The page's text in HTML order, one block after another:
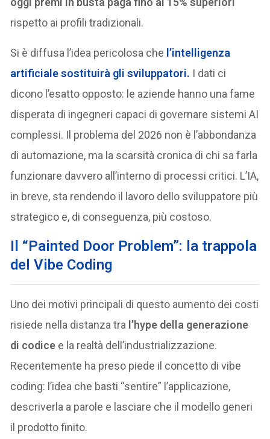
rispetto ai profili tradizionali.
Si è diffusa l’idea pericolosa che l’intelligenza
artificiale sostituirà gli sviluppatori. I dati ci
dicono l’esatto opposto: le aziende hanno una fame
disperata di ingegneri capaci di governare sistemi AI
complessi. Il problema del 2026 non è l’abbondanza
di automazione, ma la scarsità cronica di chi sa farla
funzionare davvero all’interno di processi critici. L’IA,
in breve, sta rendendo il lavoro dello sviluppatore più
strategico e, di conseguenza, più costoso.
Il “Painted Door Problem”: la trappola
del Vibe Coding
Uno dei motivi principali di questo aumento dei costi
risiede nella distanza tra l’hype della generazione
di codice e la realtà dell’industrializzazione.
Recentemente ha preso piede il concetto di vibe
coding: l’idea che basti “sentire” l’applicazione,
descriverla a parole e lasciare che il modello generi
il prodotto finito.